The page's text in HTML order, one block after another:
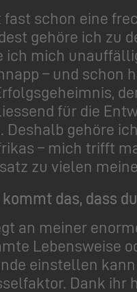
fast schon eine
gehöre ich zu
ich mich
– und schon
für die
Deshalb gehöre
– mich trifft
zu vielen
das, dass
an meiner
Lebensweise
einstellen
Dank ihr